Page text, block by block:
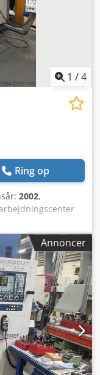
1 /4
Ring op
2002,
650 - 500 - 500
30 stk.
Styring: MILL
Annoncer